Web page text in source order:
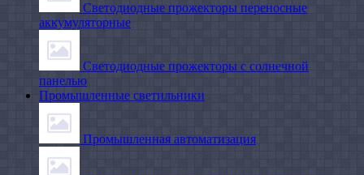
Светодиодные прожекторы переносные
аккумуляторные
Светодиодные прожекторы с солнечной
панелью
Промышленные светильники
Промышленная автоматизация